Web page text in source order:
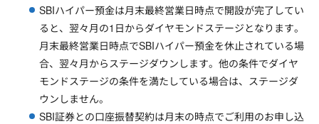
SBIハイパー預金は月末最終営業日時点で開設が完了してい
ると、翌々月の1日からダイヤモンドステージとなります。
月末最終営業日時点でSBIハイパー預金を休止されている場
合、翌々月からステージダウンします。他の条件でダイヤ
モンドステージの条件を満たしている場合は、ステージダ
ウンしません。
SBI証券との口座振替契約は月末の時点でご利用のお申し込